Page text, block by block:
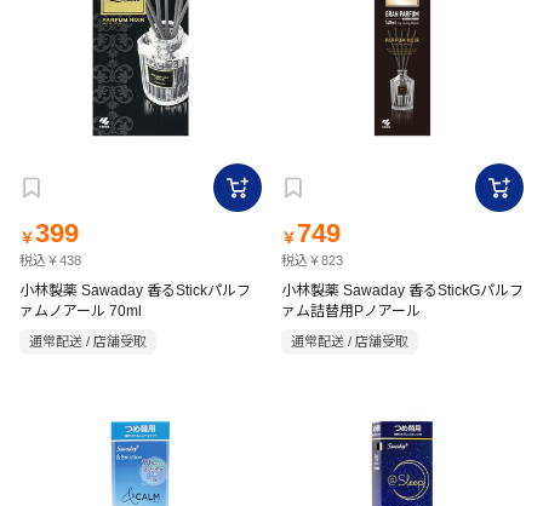
￥399
税込￥438
小林製薬 Sawaday 香るStickパルフ
ァムノアール 70ml
通常配送 / 店舗受取
￥ 749
税込￥823
小林製薬 Sawaday 香るStickGパルフ
ァム詰替用Pノアール
通常配送 / 店舗受取